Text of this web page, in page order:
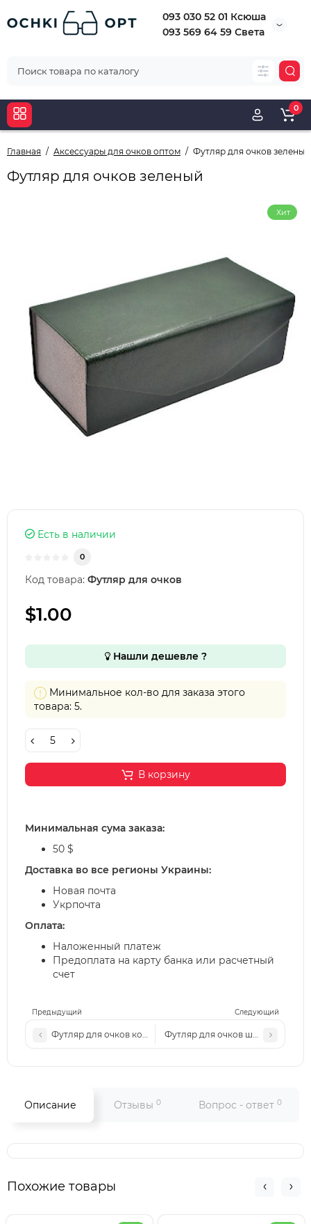
093 030 52 01 Ксюша
093 569 64 59 Света
0
Главная Аксессуары для очков оптом Футляр для очков зеленый
Футляр для очков зеленый
Хит
Предыдущий Следующий
Футляр для очков коричневыйФутляр для очков шоколад
Есть в наличии
0
Код товара: Футляр для очков
$1.00
Нашли дешевле ?
Минимальное кол-во для заказа этого
товара: 5.
В корзину
Минимальная сума заказа:
50 $
Доставка во все регионы Украины:
Новая почта
Укрпочта
Оплата:
Наложенный платеж
Предоплата на карту банка или расчетный
счет
Описание Отзывы 0 Вопрос - ответ 0
Похожие товары